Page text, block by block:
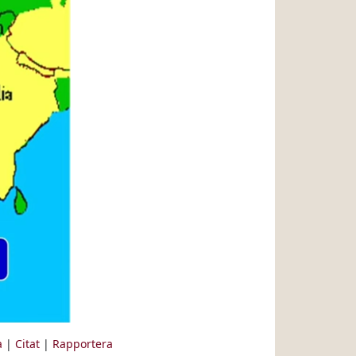
| Citat| Rapportera